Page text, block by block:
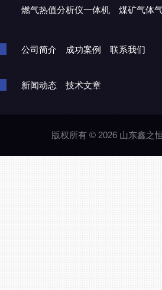
燃气热值分析仪一体机
煤矿气体
公司简介 成功案例 联系我们
新闻动态 技术文章
版权所有 © 2026 山东鑫之